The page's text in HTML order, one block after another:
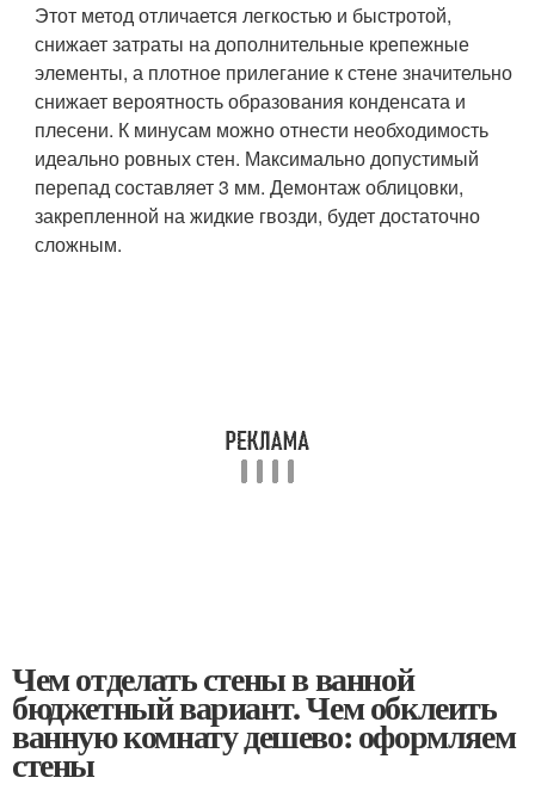
Этот метод отличается легкостью и быстротой,
снижает затраты на дополнительные крепежные
элементы, а плотное прилегание к стене значительно
снижает вероятность образования конденсата и
плесени. К минусам можно отнести необходимость
идеально ровных стен. Максимально допустимый
перепад составляет 3 мм. Демонтаж облицовки,
закрепленной на жидкие гвозди, будет достаточно
сложным.
Чем отделать стены в ванной
бюджетный вариант. Чем обклеить
ванную комнату дешево: оформляем
стены